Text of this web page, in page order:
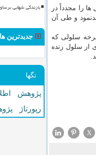
را مجدداً در
و طی آن
سلولی که
از سلول زنده
X
بارندگی شهابی
جدیدترین ها
تگها
پژوهش
رپورتاژ